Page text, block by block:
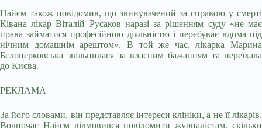
Найєм також повідомив, що звинувачений за справою у смерті
Ківана лікар Віталій Русаков наразі за рішенням суду «не має
права займатися професійною діяльністю і перебуває вдома під
нічним домашнім арештом». В той же час, лікарка Марина
Бєлоцерковська звільнилася за власним бажанням та переїхала
до Києва.
РЕКЛАМА
За його словами, він представляє інтереси клініки, а не її лікарів.
Водночас Найєм відмовився повідомити журналістам, скільки